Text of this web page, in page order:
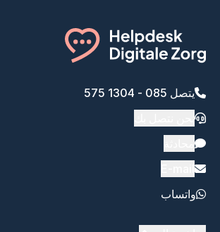
يتصل 085 - 1304 575
واتساب